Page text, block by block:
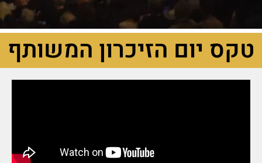
טקס יום הזיכרון המשותף